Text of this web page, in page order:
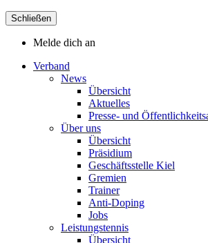
Schließen
Melde dich an
Verband
News
Übersicht
Aktuelles
Presse- und
Über uns
Übersicht
Präsidium
Geschäftsstelle Kiel
Gremien
Trainer
Anti-Doping
Jobs
Leistungstennis
Übersicht